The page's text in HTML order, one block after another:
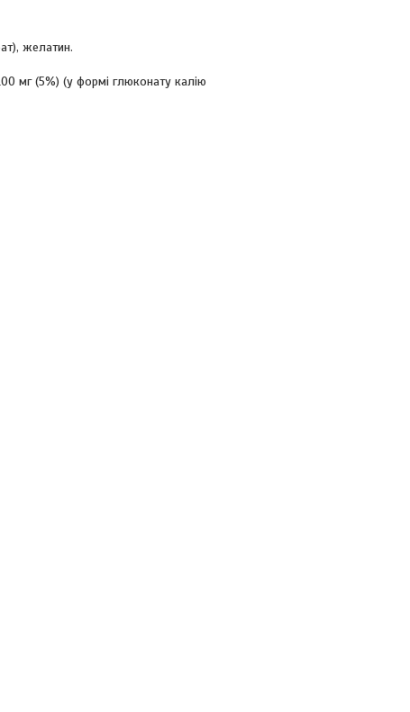
желатин.
мг (5%) (у формі глюконату калію